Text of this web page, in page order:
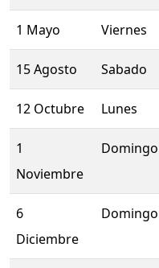
1 Mayo Viernes
15 Agosto Sabado
12 Octubre Lunes
1
Noviembre
Domingo
6
Diciembre
Domingo